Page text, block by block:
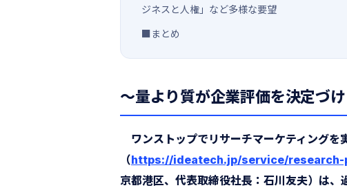
ジネスと人権」など多様な要望
■まとめ
〜量より質が企業評価を決定づ
ワンストップでリサーチマーケティングを
（https://ideatech.jp/service/research-
京都港区、代表取締役社長：石川友夫）は